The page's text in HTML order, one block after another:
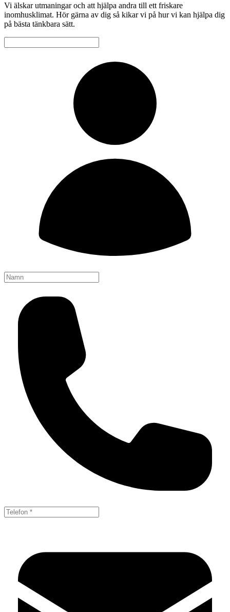
Vi älskar utmaningar och att hjälpa andra till ett friskare
inomhusklimat. Hör gärna av dig så kikar vi på hur vi kan hjälpa dig
på bästa tänkbara sätt.